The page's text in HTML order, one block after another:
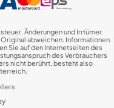
Änderungen und Irrtümer
abweichen. Informationen
Sie auf den Internetseiten des
des Verbrauchers
nicht berührt, besteht also